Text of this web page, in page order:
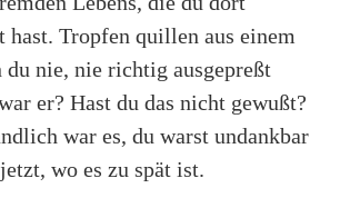
hast. Tropfen quillen aus einem
du nie, nie richtig ausgepreßt
er? Hast du das nicht gewußt?
war es, du warst undankbar
wo es zu spät ist.